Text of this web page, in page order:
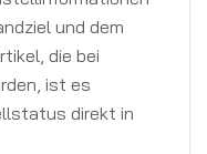
und dem
die bei
ist es
direkt in